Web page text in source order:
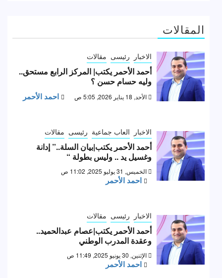
المقالات
الاخبار رئيسى مقالات
أحمد الأحمر يكتب| المركز الرابع مستحق..
وليه حسام حسن ؟
الأحد, 18 يناير 2026, 5:05 ص احمد الأحمر
الاخبار العاب جماعية رئيسى مقالات
أحمد الأحمر يكتب|بيان السلة..” إدانة
وغسيل يد .. وليس بطولة “
الخميس, 31 يوليو 2025, 11:02 ص
احمد الأحمر
الاخبار رئيسى مقالات
أحمد الأحمر يكتب|عصام عبدالحميد..
وعقدة المدرب الوطني
الإثنين, 30 يونيو 2025, 11:49 ص
احمد الأحمر